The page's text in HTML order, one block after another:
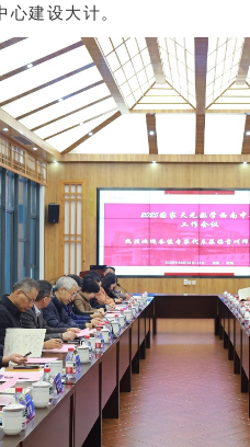
建设大计。